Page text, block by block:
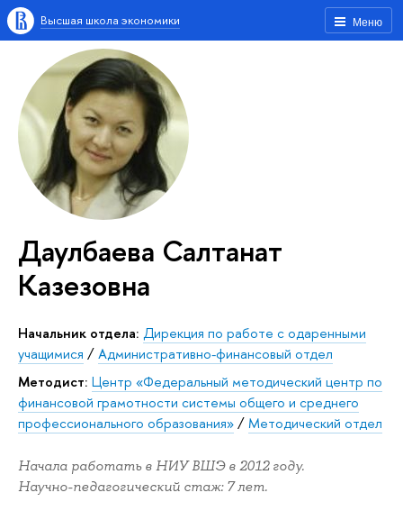
Меню
Высшая школа экономики
Даулбаева Салтанат
Казезовна
Начальник отдела: Дирекция по работе с одаренными
учащимися /Административно-финансовый отдел
Методист: Центр «Федеральный методический центр по
финансовой грамотности системы общего и среднего
профессионального образования»/Методический отдел
Начала работать в НИУ ВШЭ в 2012 году.
Научно-педагогический стаж: 7 лет.